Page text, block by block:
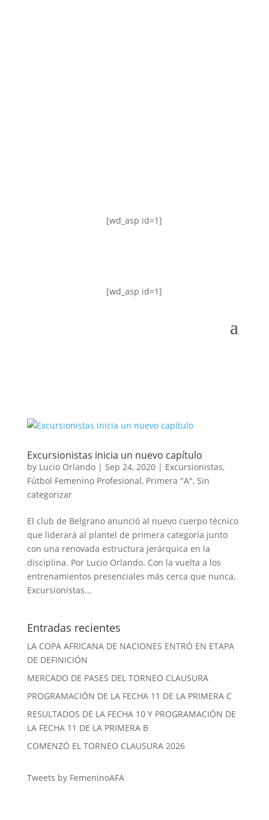
[wd_asp id=1]
[wd_asp id=1]
Excursionistas inicia un nuevo capítulo
by Lucio Orlando| Sep 24, 2020| Excursionistas,
Fútbol Femenino Profesional, Primera "A", Sin
categorizar
El club de Belgrano anunció al nuevo cuerpo técnico
que liderará al plantel de primera categoría junto
con una renovada estructura jerárquica en la
disciplina. Por Lucio Orlando. Con la vuelta a los
entrenamientos presenciales más cerca que nunca,
Excursionistas...
Entradas recientes
LA COPA AFRICANA DE NACIONES ENTRÓ EN ETAPA
DE DEFINICIÓN
MERCADO DE PASES DEL TORNEO CLAUSURA
PROGRAMACIÓN DE LA FECHA 11 DE LA PRIMERA C
RESULTADOS DE LA FECHA 10 Y PROGRAMACIÓN DE
LA FECHA 11 DE LA PRIMERA B
COMENZÓ EL TORNEO CLAUSURA 2026
Tweets by FemeninoAFA